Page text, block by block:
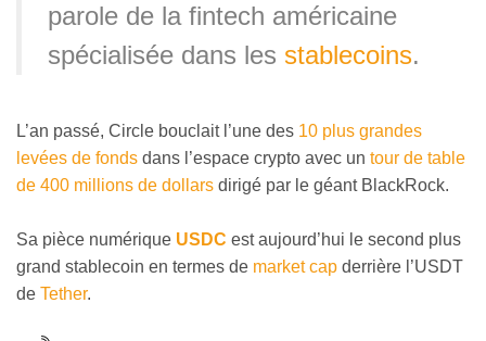
parole de la fintech américaine
spécialisée dans les stablecoins.
L’an passé, Circle bouclait l’une des 10 plus grandes
levées de fonds dans l’espace crypto avec un tour de table
de 400 millions de dollars dirigé par le géant BlackRock.
Sa pièce numérique USDC est aujourd’hui le second plus
grand stablecoin en termes de market cap derrière l’USDT
de Tether.